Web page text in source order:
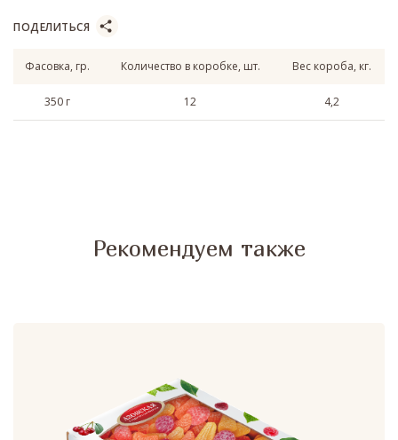
ПОДЕЛИТЬСЯ
Фасовка, гр. Количество в коробке, шт. Вес короба, кг.
350 г 12 4,2
Рекомендуем также